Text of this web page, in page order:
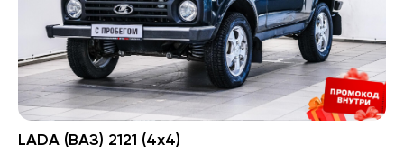
LADA (ВАЗ) 2121 (4x4)